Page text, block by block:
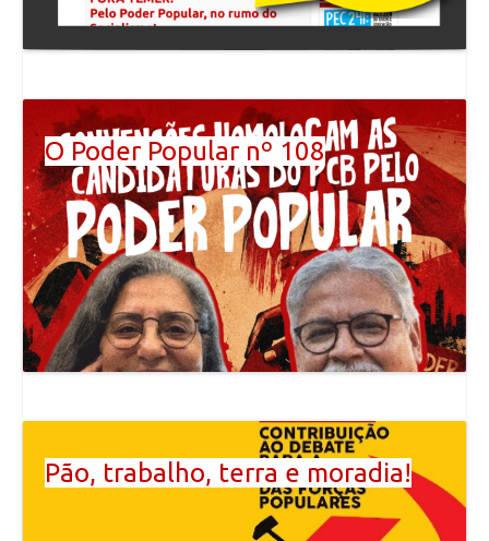
O Poder Popular nº 108
Pão, trabalho, terra e moradia!